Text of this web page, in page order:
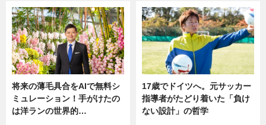
将来の薄毛具合をAIで無料シ
ミュレーション！手がけたの
は洋ランの世界的…
17歳でドイツへ。元サッカー
指導者がたどり着いた「負け
ない設計」の哲学